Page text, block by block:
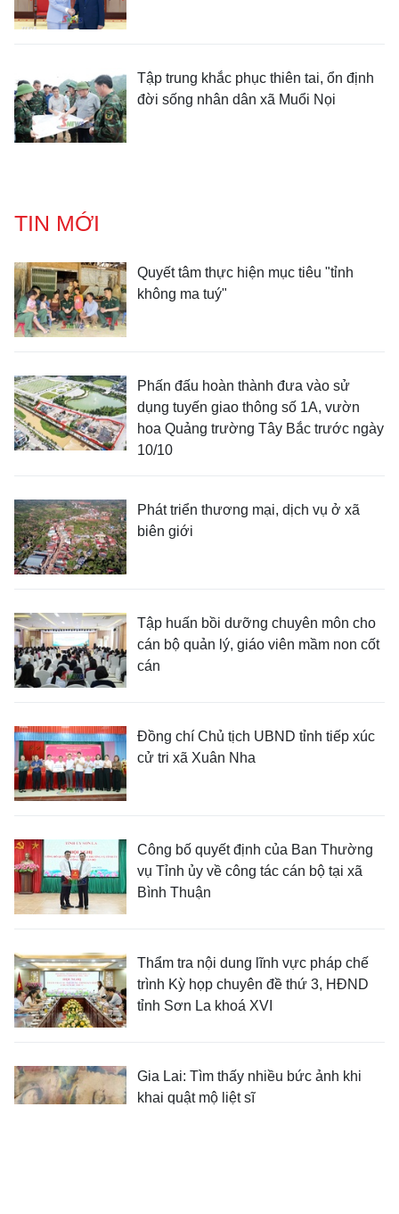
Tập trung khắc phục thiên tai, ổn định
đời sống nhân dân xã Muổi Nọi
TIN MỚI
Quyết tâm thực hiện mục tiêu "tỉnh
không ma tuý"
Phấn đấu hoàn thành đưa vào sử
dụng tuyến giao thông số 1A, vườn
hoa Quảng trường Tây Bắc trước ngày
10/10
Phát triển thương mại, dịch vụ ở xã
biên giới
Tập huấn bồi dưỡng chuyên môn cho
cán bộ quản lý, giáo viên mầm non cốt
cán
Đồng chí Chủ tịch UBND tỉnh tiếp xúc
cử tri xã Xuân Nha
Công bố quyết định của Ban Thường
vụ Tỉnh ủy về công tác cán bộ tại xã
Bình Thuận
Thẩm tra nội dung lĩnh vực pháp chế
trình Kỳ họp chuyên đề thứ 3, HĐND
tỉnh Sơn La khoá XVI
Gia Lai: Tìm thấy nhiều bức ảnh khi
khai quật mộ liệt sĩ